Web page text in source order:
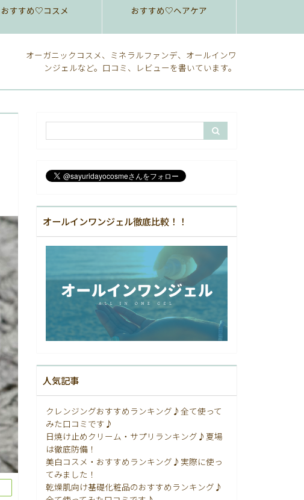
おすすめ♡コスメ おすすめ♡ヘアケア
オーガニックコスメ、ミネラルファンデ、オールインワ
ンジェルなど。口コミ、レビューを書いています。
オールインワンジェル徹底比較！！
人気記事
クレンジングおすすめランキング♪全て使って
みた口コミです♪
日焼け止めクリーム・サプリランキング♪夏場
は徹底防備！
美白コスメ・おすすめランキング♪実際に使っ
てみました！
乾燥肌向け基礎化粧品のおすすめランキング♪